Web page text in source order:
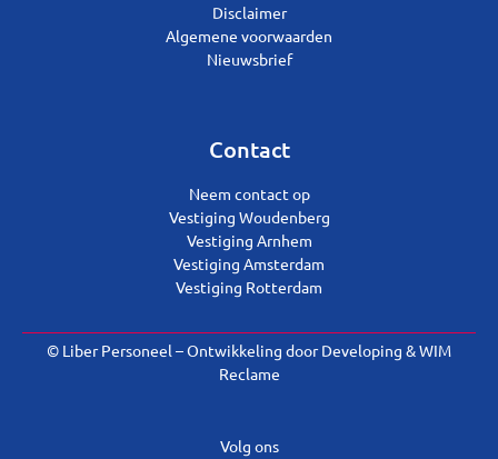
Disclaimer
Algemene voorwaarden
Nieuwsbrief
Contact
Neem contact op
Vestiging Woudenberg
Vestiging Arnhem
Vestiging Amsterdam
Vestiging Rotterdam
© Liber Personeel – Ontwikkeling doorDeveloping &WIM
Reclame
Volg ons